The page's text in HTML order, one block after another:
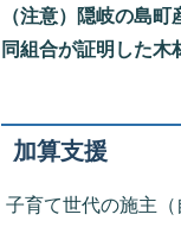
（注意）隠岐の島
同組合が証明した木
加算支援
子育て世代の施主